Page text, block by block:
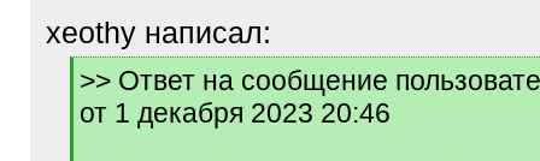
xeothy написал:
[
]
>> Ответ на сообщение
от 1 декабря 2023 20:46